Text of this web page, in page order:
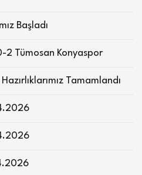
Başladı
2 Tümosan Konyaspor
Tamamlandı